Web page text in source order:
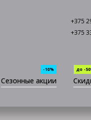
+375
+375
Сезонные акции
-10% до -